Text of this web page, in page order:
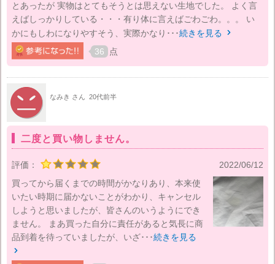
とあったが 実物はとてもそうとは思えない生地でした。 よく言
えばしっかりしている・・・有り体に言えばごわごわ。。。 い
かにもしわになりやすそう、実際かなり･･･続きを見る 
36 点
なみき さん 20代前半
二度と買い物しません。
評価：
2022/06/12
買ってから届くまでの時間がかなりあり、本来使
いたい時期に届かないことがわかり、キャンセル
しようと思いましたが、皆さんのいうようにでき
ません。 まあ買った自分に責任があると気長に商
品到着を待っていましたが、いざ･･･続きを見る
